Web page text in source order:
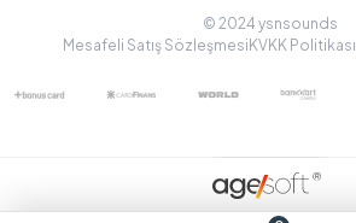
© 2024 ysnsounds
Mesafeli Satış Sözleşmesi KVKK Politikası